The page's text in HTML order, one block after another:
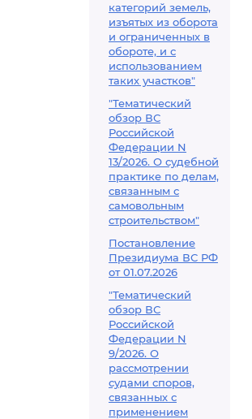
категорий земель,
изъятых из оборота
и ограниченных в
обороте, и с
использованием
таких участков"
"Тематический
обзор ВС
Российской
Федерации N
13/2026. О судебной
практике по делам,
связанным с
самовольным
строительством"
Постановление
Президиума ВС РФ
от 01.07.2026
"Тематический
обзор ВС
Российской
Федерации N
9/2026. О
рассмотрении
судами споров,
связанных с
применением